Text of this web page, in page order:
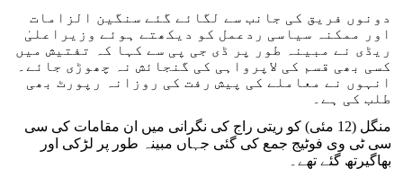
دونوں فریق کی جانب سے لگائے گئے سنگین الزامات
اور ممکنہ سیاسی ردعمل کو دیکھتے ہوئے وزیراعلیٰ
ریڈی نے مبینہ طور پر ڈی جی پی سے کہا کہ تفتیش میں
کسی بھی قسم کی لاپرواہی کی گنجائش نہ چھوڑی جائے۔
انہوں نے معاملے کی پیش رفت کی روزانہ رپورٹ بھی
طلب کی ہے۔
منگل (12 مئی) کو ریتی راج کی نگرانی میں ان مقامات کی سی
سی ٹی وی فوٹیج جمع کی گئی جہاں مبینہ طور پر لڑکی اور
بھاگیرتھ گئے تھے۔